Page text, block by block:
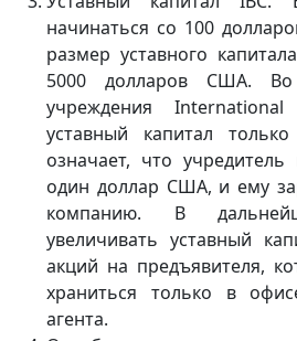
начинаться со 100
размер уставного
5000 долларов США.
учреждения
уставный капитал
означает, что
один доллар США, и ему
компанию. В
увеличивать уставный
акций на предъявителя,
храниться только в
агента.